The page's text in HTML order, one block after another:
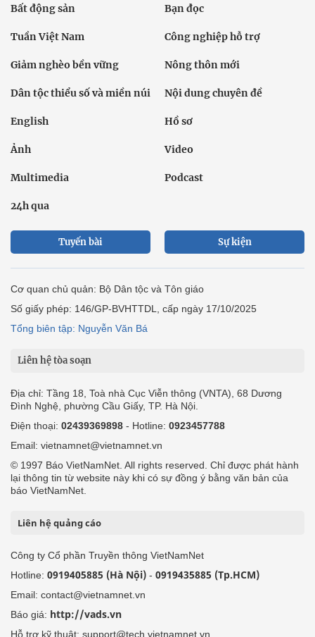
Bất động sản Bạn đọc
Tuần Việt Nam Công nghiệp hỗ trợ
Giảm nghèo bền vững Nông thôn mới
Dân tộc thiểu số và miền núi Nội dung chuyên đề
English Hồ sơ
Ảnh Video
Multimedia Podcast
24h qua
Tuyến bài Sự kiện
Cơ quan chủ quản: Bộ Dân tộc và Tôn giáo
Số giấy phép: 146/GP-BVHTTDL, cấp ngày 17/10/2025
Tổng biên tập: Nguyễn Văn Bá
Liên hệ tòa soạn
Địa chỉ: Tầng 18, Toà nhà Cục Viễn thông (VNTA), 68 Dương
Đình Nghệ, phường Cầu Giấy, TP. Hà Nội.
Điện thoại: 02439369898 - Hotline: 0923457788
Email: vietnamnet@vietnamnet.vn
© 1997 Báo VietNamNet. All rights reserved. Chỉ được phát hành
lại thông tin từ website này khi có sự đồng ý bằng văn bản của
báo VietNamNet.
Liên hệ quảng cáo
Công ty Cổ phần Truyền thông VietNamNet
Hotline: 0919405885 (Hà Nội) - 0919435885 (Tp.HCM)
Email: contact@vietnamnet.vn
Báo giá: http://vads.vn
Hỗ trợ kỹ thuật: support@tech.vietnamnet.vn